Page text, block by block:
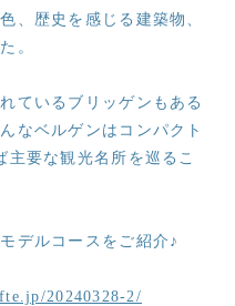
、歴史を感じる建築物、
。
ているブリッゲンもある
なベルゲンはコンパクト
要な観光名所を巡るこ
デルコースをご紹介♪
20240328-2/